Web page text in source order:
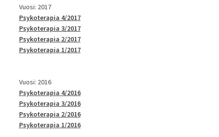
Vuosi: 2017
Psykoterapia 4/2017
Psykoterapia 3/2017
Psykoterapia 2/2017
Psykoterapia 1/2017
Vuosi: 2016
Psykoterapia 4/2016
Psykoterapia 3/2016
Psykoterapia 2/2016
Psykoterapia 1/2016